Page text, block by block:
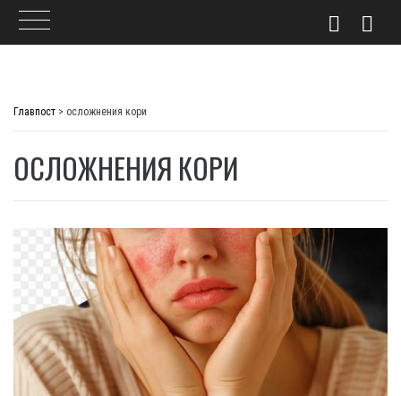
Главпост > осложнения кори
ОСЛОЖНЕНИЯ КОРИ